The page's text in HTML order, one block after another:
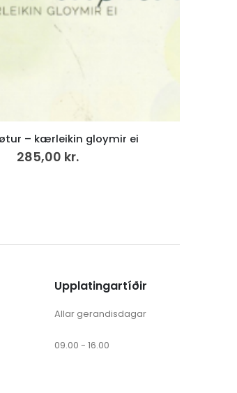
Saga Sumbinga 1.
500,00 kr.
Upplatingartíðir
Allar gerandisdagar
09.00 - 16.00